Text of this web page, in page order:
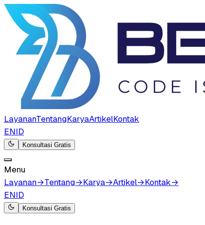
LayananTentangKaryaArtikelKontak
ENID
Konsultasi Gratis
Menu
Layanan→Tentang→Karya→Artikel→Kontak→
ENID
Konsultasi Gratis